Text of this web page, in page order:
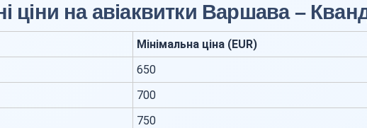
ціни на авіаквитки Варшава –
Мінімальна ціна (EUR)
650
700
750